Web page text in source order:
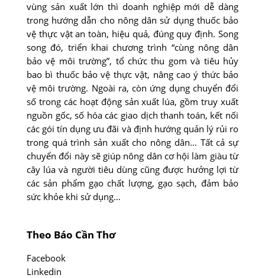
vùng sản xuất lớn thì doanh nghiệp mới dễ dàng
trong hướng dẫn cho nông dân sử dụng thuốc bảo
vệ thực vật an toàn, hiệu quả, đúng quy định. Song
song đó, triển khai chương trình “cùng nông dân
bảo vệ môi trường”, tổ chức thu gom và tiêu hủy
bao bì thuốc bảo vệ thực vật, nâng cao ý thức bảo
vệ môi trường. Ngoài ra, còn ứng dụng chuyển đổi
số trong các hoạt động sản xuất lúa, gồm truy xuất
nguồn gốc, số hóa các giao dịch thanh toán, kết nối
các gói tín dụng ưu đãi và định hướng quản lý rủi ro
trong quá trình sản xuất cho nông dân… Tất cả sự
chuyển đổi này sẽ giúp nông dân cơ hội làm giàu từ
cây lúa và người tiêu dùng cũng được hưởng lợi từ
các sản phẩm gạo chất lượng, gạo sạch, đảm bảo
sức khỏe khi sử dụng…
Theo Báo Cần Thơ
Facebook
Linkedin